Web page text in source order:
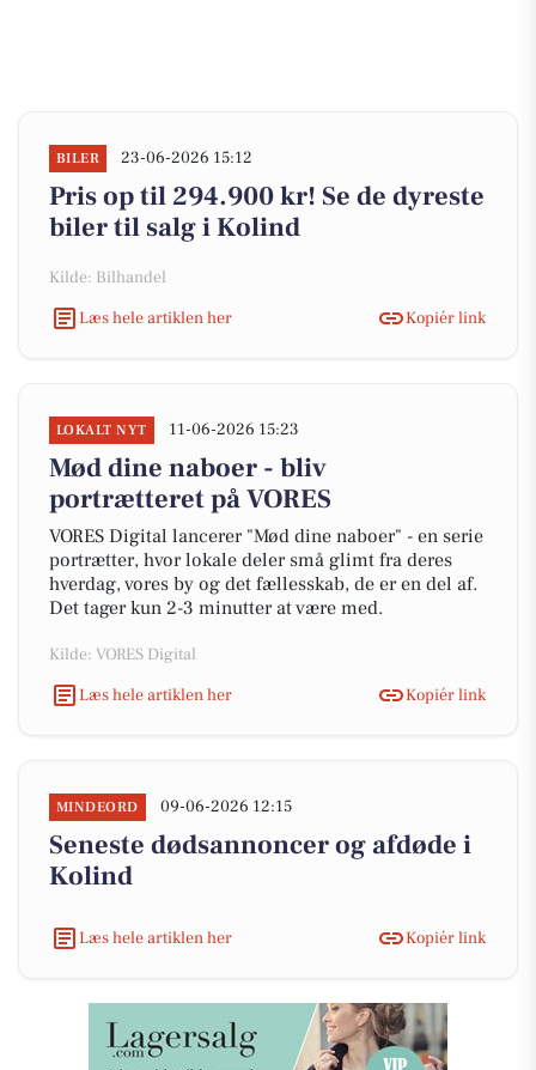
BILER 23-06-2026 15:12
Pris op til 294.900 kr! Se de dyreste
biler til salg i Kolind
Kilde: Bilhandel
Læs hele artiklen her
Kopiér link
LOKALT NYT 11-06-2026 15:23
Mød dine naboer - bliv
portrætteret på VORES
VORES Digital lancerer "Mød dine naboer" - en serie
portrætter, hvor lokale deler små glimt fra deres
hverdag, vores by og det fællesskab, de er en del af.
Det tager kun 2-3 minutter at være med.
Kilde: VORES Digital
Læs hele artiklen her
Kopiér link
MINDEORD 09-06-2026 12:15
Seneste dødsannoncer og afdøde i
Kolind
Læs hele artiklen her Kopiér link